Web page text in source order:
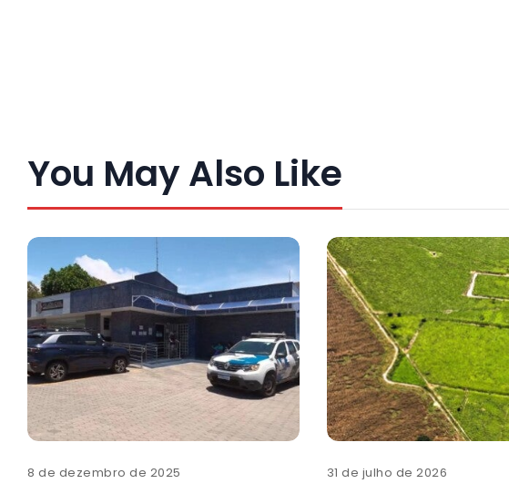
You May Also Like
8 de dezembro de 2025 31 de julho de 2026